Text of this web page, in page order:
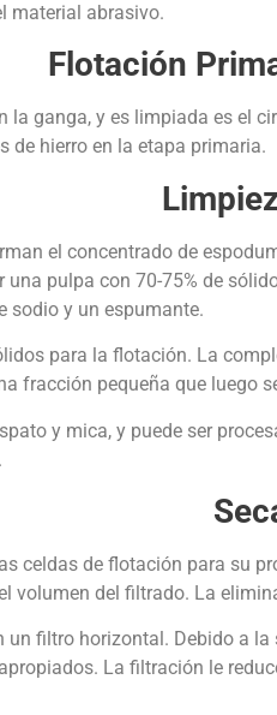
material abrasivo.
Flotación
la ganga, y es limpiada es el
de hierro en la etapa primaria.
el concentrado de
pulpa con 70-75% de
sodio y un espumante.
para la flotación. La
fracción pequeña que luego
y mica, y puede ser
celdas de flotación para su
volumen del filtrado. La
filtro horizontal. Debido a
La filtración le